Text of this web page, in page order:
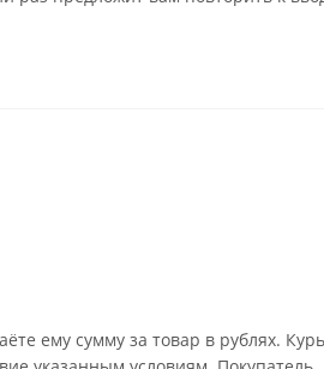
ему сумму за товар в рублях.